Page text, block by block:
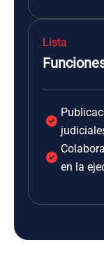
Lista
en la